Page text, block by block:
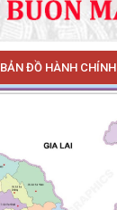
BẢN ĐỒ HÀNH CHÍNH